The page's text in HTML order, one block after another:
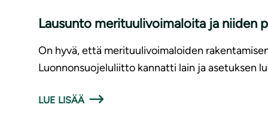
Lausunto merituulivoimaloita ja niiden
On hyvä, että merituulivoimaloiden
Luonnonsuojeluliitto kannatti lain ja asetuksen
LUE LISÄÄ